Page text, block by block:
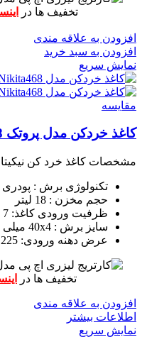
تخفیف ها در
افزودن به علاقه مندی
افزودن به سبد خرید
نمایش سریع
مقايسه
کاغذ خردکن مدل پروتک Nikita468
مشخصات کاغذ خرد کن نیکیتا 468
تکنولوژی برش : پودری
حجم مخزن : 18 لیتر
ظرفیت ورودی کاغذ: 7 برگ
سایز برش : 40x4 میلی متر
عرض دهنه ورودی: 225 میلیمتر
تخفیف ها در
افزودن به علاقه مندی
اطلاعات بیشتر
نمایش سریع